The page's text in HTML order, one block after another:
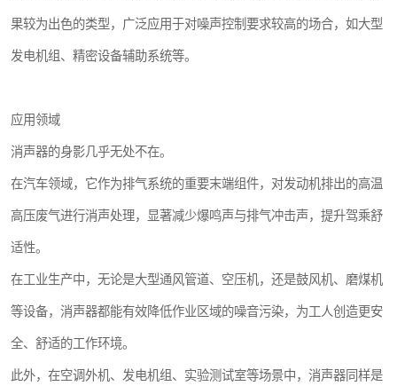
果较为出色的类型，广泛应用于对噪声控制要求较高的场合，如大型
发电机组、精密设备辅助系统等。
应用领域
消声器的身影几乎无处不在。
在汽车领域，它作为排气系统的重要末端组件，对发动机排出的高温
高压废气进行消声处理，显著减少爆鸣声与排气冲击声，提升驾乘舒
适性。
在工业生产中，无论是大型通风管道、空压机，还是鼓风机、磨煤机
等设备，消声器都能有效降低作业区域的噪音污染，为工人创造更安
全、舒适的工作环境。
此外，在空调外机、发电机组、实验测试室等场景中，消声器同样是